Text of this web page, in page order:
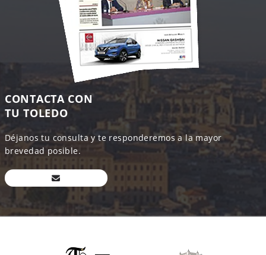
CONTACTA CON
TU TOLEDO
Déjanos tu consulta y te responderemos a la mayor
brevedad posible.